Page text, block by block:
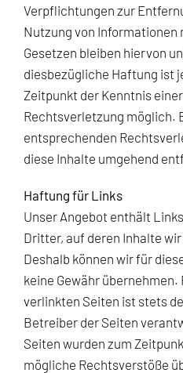
Verpflichtungen zur
Nutzung von Informationen
Gesetzen bleiben hiervon
diesbezügliche Haftung ist
Zeitpunkt der Kenntnis
Rechtsverletzung möglich.
entsprechenden
diese Inhalte umgehend
Haftung für Links
Unser Angebot enthält
Dritter, auf deren Inhalte
Deshalb können wir für
keine Gewähr
verlinkten Seiten ist stets
Betreiber der Seiten
Seiten wurden zum
mögliche Rechtsverstöße